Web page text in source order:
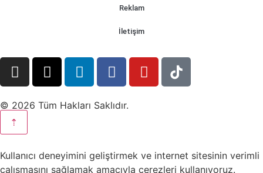
Reklam
İletişim
© 2026 Tüm Hakları Saklıdır.
⇡
Kullanıcı deneyimini geliştirmek ve internet sitesinin verimli
çalışmasını sağlamak amacıyla çerezleri kullanıyoruz.